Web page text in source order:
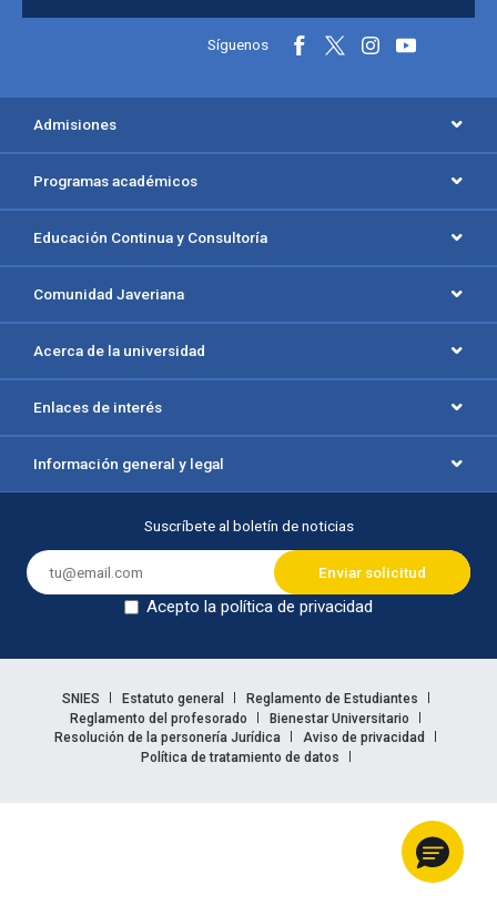
Información y redes sociales
Síguenos
Menú principal del footer
Admisiones
Programas académicos
Educación Continua y Consultoría
Comunidad Javeriana
Acerca de la universidad
Enlaces de interés
Información general y legal
Suscríbete al boletín de noticias
Acepto la política de privacidad
Enlaces legales
SNIES Estatuto general
Reglamento de Estudiantes
Reglamento del profesorado
Bienestar Universitario
Resolución de la personería Jurídica
Aviso de privacidad
Política de tratamiento de datos